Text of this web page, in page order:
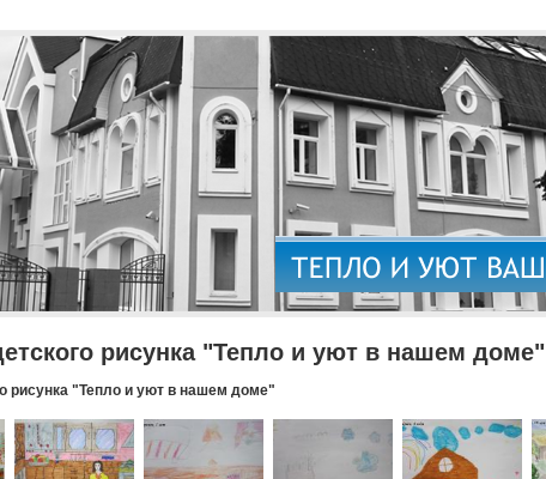
рисунка "Тепло и уют в нашем доме"
рисунка "Тепло и уют в нашем доме"